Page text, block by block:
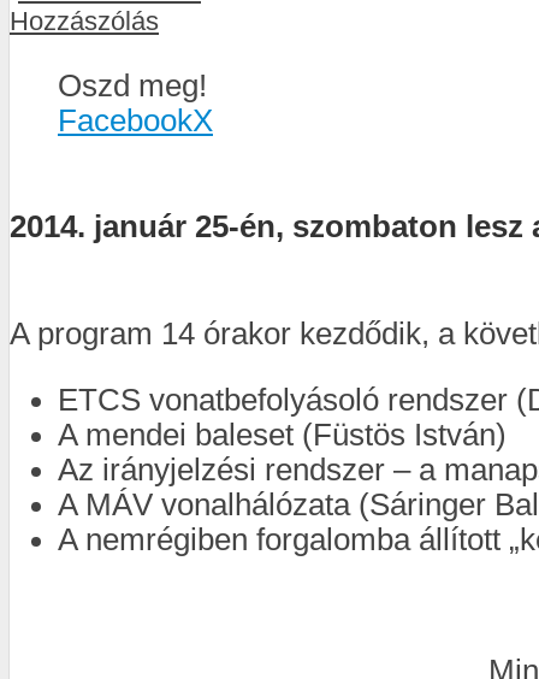
Hozzászólás
Oszd meg!
FacebookX
2014. január 25-én, szombaton
A program 14 órakor kezdődik, a
ETCS vonatbefolyásoló rendszer
A mendei baleset (Füstös István)
Az irányjelzési rendszer – a
A MÁV vonalhálózata (Sáringer
A nemrégiben forgalomba állított